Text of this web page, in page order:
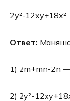
2y²-12xy+18x²
Ответ:
1) 2m+mn-2n —
2) 2y²-